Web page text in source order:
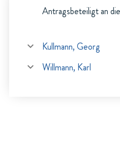
Antragsbeteiligt an
Kullmann, Georg
Willmann, Karl